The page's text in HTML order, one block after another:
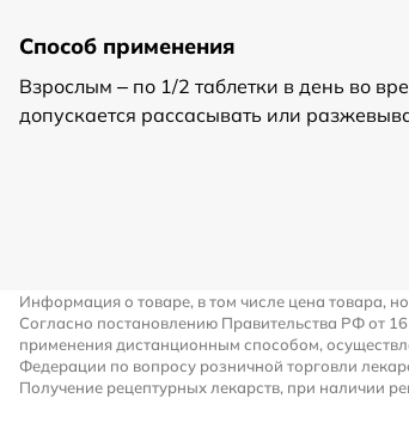
Способ применения
Взрослым – по 1/2 таблетки в день во
допускается рассасывать или
Информация о товаре, в том числе цена товара,
Согласно постановлению Правительства РФ от
применения дистанционным способом,
Федерации по вопросу розничной торговли
Получение рецептурных лекарств, при наличии